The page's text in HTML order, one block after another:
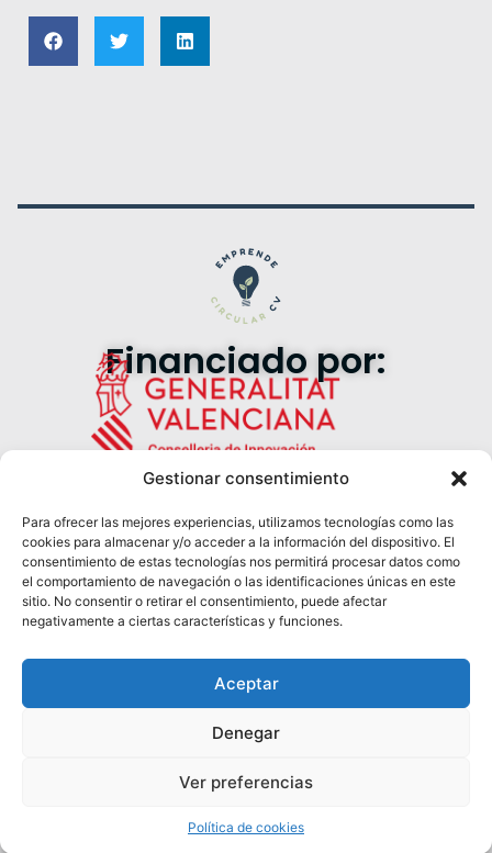
Gestionar consentimiento
Para ofrecer las mejores experiencias, utilizamos tecnologías como las
cookies para almacenar y/o acceder a la información del dispositivo. El
consentimiento de estas tecnologías nos permitirá procesar datos como
el comportamiento de navegación o las identificaciones únicas en este
sitio. No consentir o retirar el consentimiento, puede afectar
negativamente a ciertas características y funciones.
Aceptar
Denegar
Ver preferencias
Política de cookies
Financiado por:
Síguenos en redes:
© 2025 EmprendecircularCV.
Configuración de Cookies